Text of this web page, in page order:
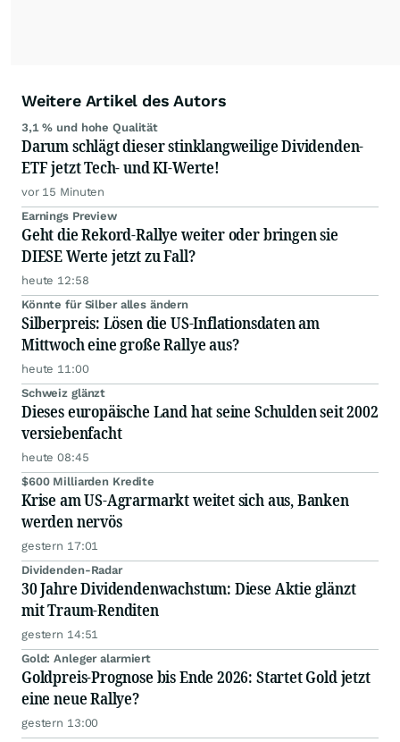
Weitere Artikel des Autors
3,1 % und hohe Qualität
Darum schlägt dieser stinklangweilige Dividenden-
ETF jetzt Tech- und KI-Werte!
vor 15 Minuten
Earnings Preview
Geht die Rekord-Rallye weiter oder bringen sie
DIESE Werte jetzt zu Fall?
heute 12:58
Könnte für Silber alles ändern
Silberpreis: Lösen die US-Inflationsdaten am
Mittwoch eine große Rallye aus?
heute 11:00
Schweiz glänzt
Dieses europäische Land hat seine Schulden seit 2002
versiebenfacht
heute 08:45
$600 Milliarden Kredite
Krise am US-Agrarmarkt weitet sich aus, Banken
werden nervös
gestern 17:01
Dividenden-Radar
30 Jahre Dividendenwachstum: Diese Aktie glänzt
mit Traum-Renditen
gestern 14:51
Gold: Anleger alarmiert
Goldpreis-Prognose bis Ende 2026: Startet Gold jetzt
eine neue Rallye?
gestern 13:00